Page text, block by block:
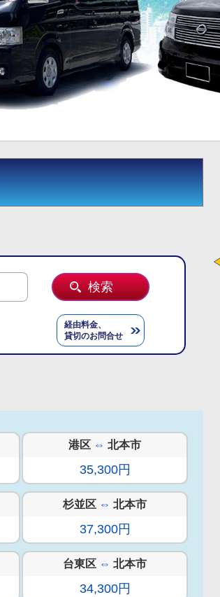
経由料金、
貸切のお問合せ
港区 ⇔ 北本市
35,300円
杉並区 ⇔ 北本市
37,300円
台東区 ⇔ 北本市
34,300円